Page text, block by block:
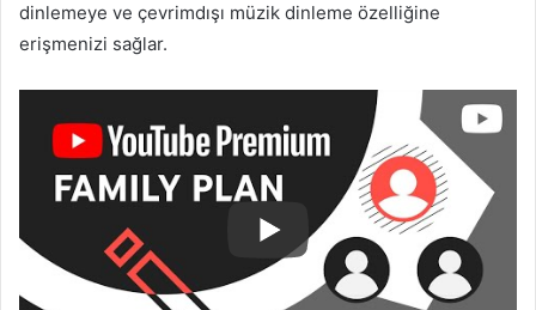
dinlemeye ve çevrimdışı müzik dinleme özelliğine
erişmenizi sağlar.